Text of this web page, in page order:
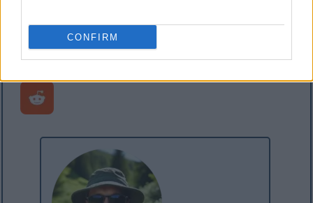
CONFIRM